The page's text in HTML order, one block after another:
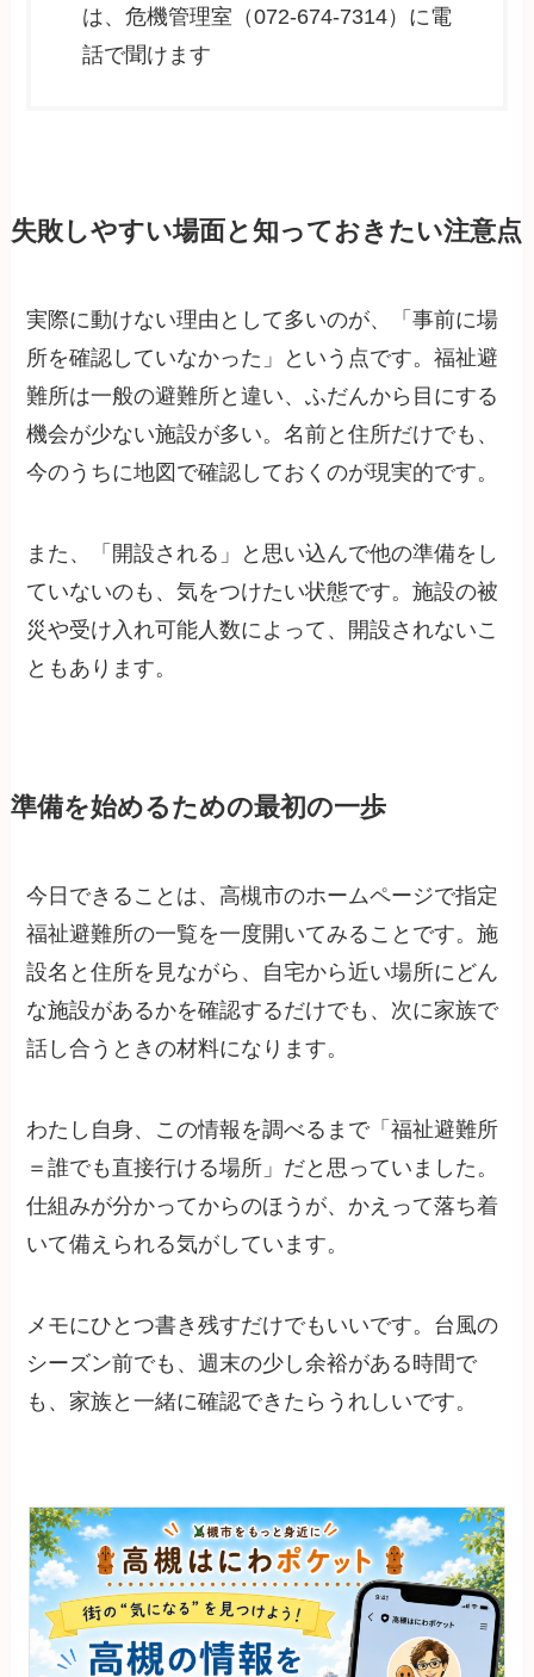
は、危機管理室（072-674-7314）に電
話で聞けます
失敗しやすい場面と知っておきたい注意点
実際に動けない理由として多いのが、「事前に場
所を確認していなかった」という点です。福祉避
難所は一般の避難所と違い、ふだんから目にする
機会が少ない施設が多い。名前と住所だけでも、
今のうちに地図で確認しておくのが現実的です。
また、「開設される」と思い込んで他の準備をし
ていないのも、気をつけたい状態です。施設の被
災や受け入れ可能人数によって、開設されないこ
ともあります。
準備を始めるための最初の一歩
今日できることは、高槻市のホームページで指定
福祉避難所の一覧を一度開いてみることです。施
設名と住所を見ながら、自宅から近い場所にどん
な施設があるかを確認するだけでも、次に家族で
話し合うときの材料になります。
わたし自身、この情報を調べるまで「福祉避難所
＝誰でも直接行ける場所」だと思っていました。
仕組みが分かってからのほうが、かえって落ち着
いて備えられる気がしています。
メモにひとつ書き残すだけでもいいです。台風の
シーズン前でも、週末の少し余裕がある時間で
も、家族と一緒に確認できたらうれしいです。